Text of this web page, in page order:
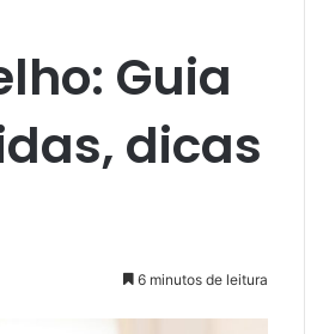
Guia
dicas
6 minutos de leitura